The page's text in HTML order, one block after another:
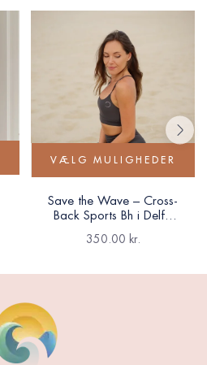
VÆLG MULIGHEDER
Save the Wave – Cross-
Back Sports Bh i Delfin
350.00 kr.